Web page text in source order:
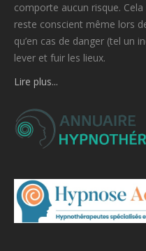
comporte aucun risque.
reste conscient même lors
qu’en cas de danger (tel un
lever et fuir les lieux.
Lire plus...